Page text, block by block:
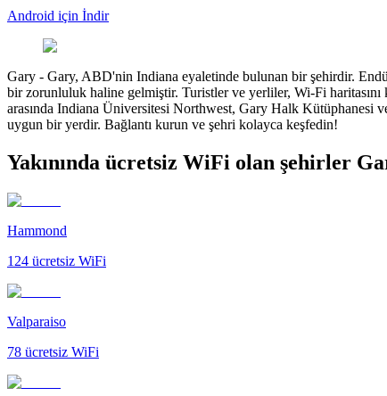
Android için İndir
Gary - Gary, ABD'nin Indiana eyaletinde bulunan bir şehirdir.
bir zorunluluk haline gelmiştir. Turistler ve yerliler, Wi-Fi
arasında Indiana Üniversitesi Northwest, Gary Halk Kütüphanesi
uygun bir yerdir. Bağlantı kurun ve şehri kolayca keşfedin!
Yakınında ücretsiz WiFi olan şehirler
Hammond
124 ücretsiz WiFi
Valparaiso
78 ücretsiz WiFi